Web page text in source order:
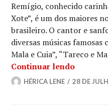
Remígio, conhecido
Xote”, é um dos maiores
brasileiro. O cantor e
diversas músicas famosas
Mala e Cuia”, “Tareco e
Continuar lendoFlávio
HÉRICA LENE 28 DE